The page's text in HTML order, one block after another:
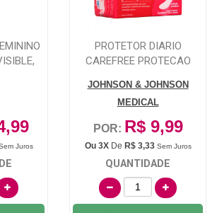
Juros
PROTETOR DIARIO
CAREFREE PROTECAO
JOHNSON & JOHNSON
MEDICAL
POR: R$ 9,99
Ou 3XDe R$ 3,33 Sem Juros
QUANTIDADE